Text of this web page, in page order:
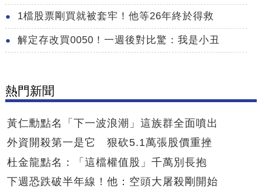
1檔股票剛買就被套牢！他等26年終於得救
解定存改買0050！一週後對比驚：我是小丑
熱門新聞
黃仁勳點名「下一波浪潮」這族群全面噴出
外資開殺第一是它 狠砍5.1萬張股價重挫
杜金龍點名：「這檔權值股」千萬別長抱
下週恐跌破半年線！他：空頭大屠殺剛開始